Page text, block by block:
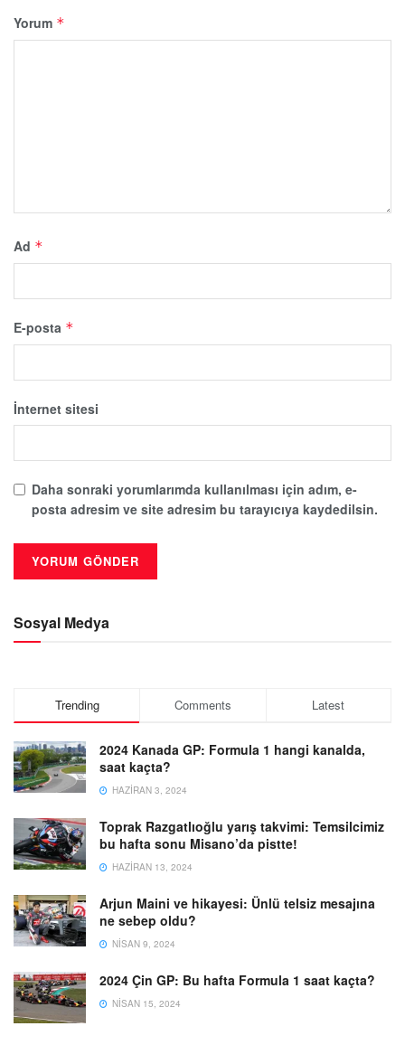
Yorum *
Ad *
E-posta *
İnternet sitesi
Daha sonraki yorumlarımda kullanılması için adım, e-
posta adresim ve site adresim bu tarayıcıya kaydedilsin.
Sosyal Medya
Trending Comments Latest
2024 Kanada GP: Formula 1 hangi kanalda,
saat kaçta?
HAZIRAN 3, 2024
Toprak Razgatlıoğlu yarış takvimi: Temsilcimiz
bu hafta sonu Misano’da pistte!
HAZIRAN 13, 2024
Arjun Maini ve hikayesi: Ünlü telsiz mesajına
ne sebep oldu?
NISAN 9, 2024
2024 Çin GP: Bu hafta Formula 1 saat kaçta?
NISAN 15, 2024